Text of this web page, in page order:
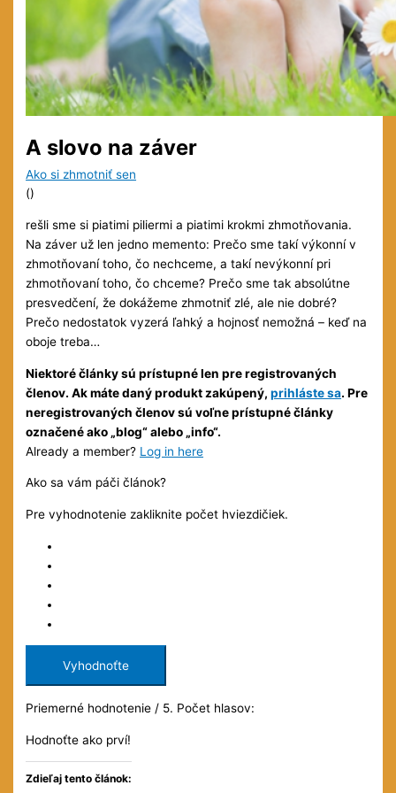
A slovo na záver
Ako si zhmotniť sen
()
rešli sme si piatimi piliermi a piatimi krokmi zhmotňovania.
Na záver už len jedno memento: Prečo sme takí výkonní v
zhmotňovaní toho, čo nechceme, a takí nevýkonní pri
zhmotňovaní toho, čo chceme? Prečo sme tak absolútne
presvedčení, že dokážeme zhmotniť zlé, ale nie dobré?
Prečo nedostatok vyzerá ľahký a hojnosť nemožná – keď na
oboje treba…
Niektoré články sú prístupné len pre registrovaných
členov. Ak máte daný produkt zakúpený,prihláste sa. Pre
neregistrovaných členov sú voľne prístupné články
označené ako „blog“ alebo „info“.
Already a member? Log in here
Ako sa vám páči článok?
Pre vyhodnotenie zakliknite počet hviezdičiek.
Vyhodnoťte
Priemerné hodnotenie / 5. Počet hlasov:
Hodnoťte ako prví!
Zdieľaj tento článok: